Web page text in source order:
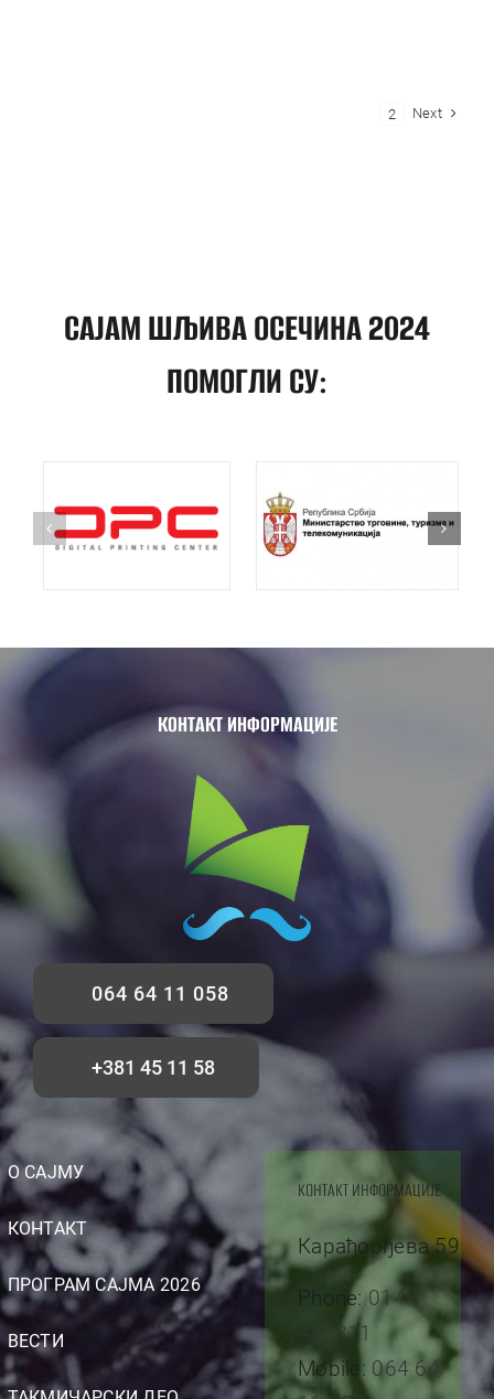
2 Next
САЈАМ ШЉИВА ОСЕЧИНА 2024
ПОМОГЛИ СУ:
КОНТАКТ ИНФОРМАЦИЈЕ
064 64 11 058
+381 45 11 58
О САЈМУ
КОНТАКТ
ПРОГРАМ САЈМА 2026
ВЕСТИ
КОНТАКТ ИНФОРМАЦИЈЕ
Карађорђева 59
Phone:014
452311
Mobile: 064 64